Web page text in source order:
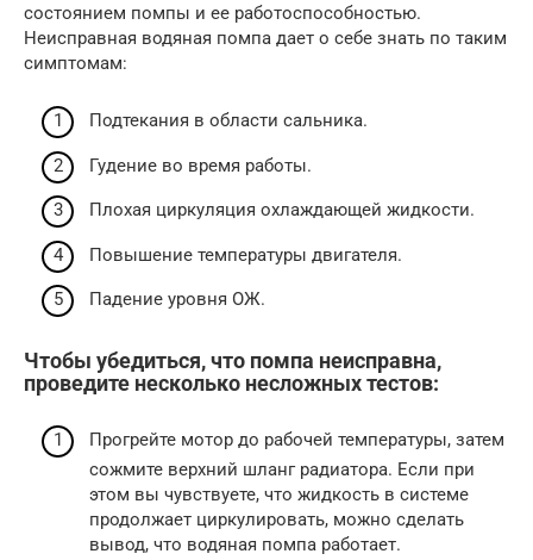
состоянием помпы и ее работоспособностью.
Неисправная водяная помпа дает о себе знать по таким
симптомам:
Подтекания в области сальника.
Гудение во время работы.
Плохая циркуляция охлаждающей жидкости.
Повышение температуры двигателя.
Падение уровня ОЖ.
Чтобы убедиться, что помпа неисправна,
проведите несколько несложных тестов:
Прогрейте мотор до рабочей температуры, затем
сожмите верхний шланг радиатора. Если при
этом вы чувствуете, что жидкость в системе
продолжает циркулировать, можно сделать
вывод, что водяная помпа работает.